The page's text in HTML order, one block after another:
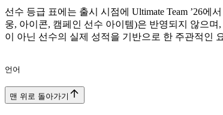
선수 등급 표에는 출시 시점에 Ultimate Team ’26
웅, 아이콘, 캠페인 선수 아이템)은 반영되지 않으
이 아닌 선수의 실제 성적을 기반으로 한 주관적인
언어
맨 위로 돌아가기